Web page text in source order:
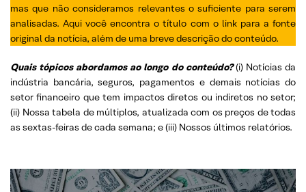
mas que não consideramos relevantes o suficiente para serem
analisadas. Aqui você encontra o título com o link para a fonte
original da notícia, além de uma breve descrição do conteúdo.
Quais tópicos abordamos ao longo do conteúdo? (i) Notícias da
indústria bancária, seguros, pagamentos e demais notícias do
setor financeiro que tem impactos diretos ou indiretos no setor;
(ii) Nossa tabela de múltiplos, atualizada com os preços de todas
as sextas-feiras de cada semana; e (iii) Nossos últimos relatórios.